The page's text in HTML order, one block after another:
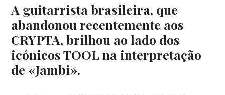
A guitarrista brasileira, que
abandonou recentemente aos
CRYPTA, brilhou ao lado dos
icónicos TOOL na interpretação
de «Jambi».